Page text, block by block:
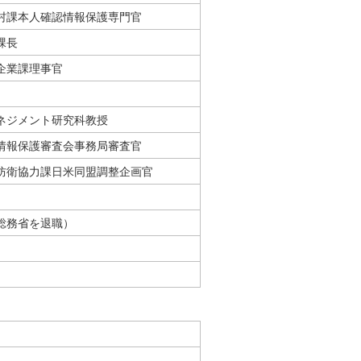
課本人確認情報保護専門官
長
業課理事官
ジメント研究科教授
報保護審査会事務局審査官
衛協力課日米同盟調整企画官
省を退職）